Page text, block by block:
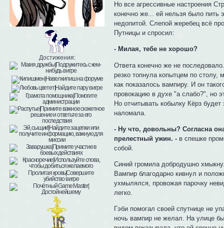
Достижения:
Но все агрессивные настроения
конечно же... ей нельзя было пить
недопитой. Слепой жеребец всё
Путницы и спросил:
- Милая, тебе не хорошо?
Ответа конечно же не
резко топнула копытцем по столу,
как показалось вампиру. И он
провокацию в духе "а слабо?", но
Но отчитывать кобылку Кёрз
наломала.
- Ну что, довольны? Согласна
прелестный ужин. - в спешке
собой.
Синий громила добродушно
Вампир благодарно кивнул и
ухмылялся, провожая парочку
легко.
Гэби помогал своей спутнице не
ночь вампир не желал. На улице